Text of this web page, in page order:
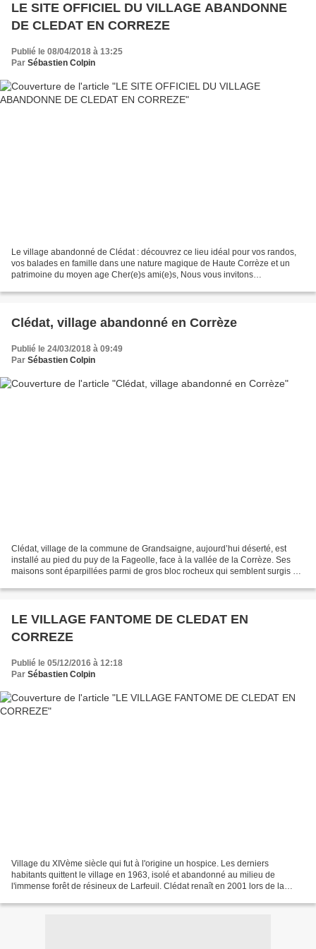
LE SITE OFFICIEL DU VILLAGE ABANDONNE
DE CLEDAT EN CORREZE
Publié le 08/04/2018 à 13:25
Par Sébastien Colpin
Le village abandonné de Clédat : découvrez ce lieu idéal pour vos randos,
vos balades en famille dans une nature magique de Haute Corrèze et un
patrimoine du moyen age Cher(e)s ami(e)s, Nous vous invitons
Clédat, village abandonné en Corrèze
Publié le 24/03/2018 à 09:49
Par Sébastien Colpin
Clédat, village de la commune de Grandsaigne, aujourd’hui déserté, est
installé au pied du puy de la Fageolle, face à la vallée de la Corrèze. Ses
maisons sont éparpillées parmi de gros bloc rocheux qui semblent surgis du
LE VILLAGE FANTOME DE CLEDAT EN
CORREZE
Publié le 05/12/2016 à 12:18
Par Sébastien Colpin
Village du XIVème siècle qui fut à l'origine un hospice. Les derniers
habitants quittent le village en 1963, isolé et abandonné au milieu de
l'immense forêt de résineux de Larfeuil. Clédat renaît en 2001 lors de la